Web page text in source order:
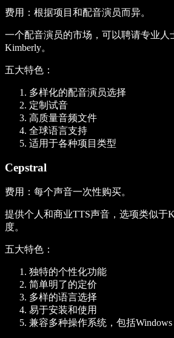
费用 ：根据项目和配音演员而异。
一个配音演员的市场，可以聘请专业人
Kimberly。
五大特色 ：
多样化的配音演员选择
定制试音
高质量音频文件
全球语言支持
适用于各种项目类型
Cepstral
费用 ：每个声音一次性购买。
提供个人和商业TTS声音，选项类似于
度。
五大特色 ：
独特的个性化功能
简单明了的定价
多样的语言选择
易于安装和使用
兼容多种操作系统，包括Windows